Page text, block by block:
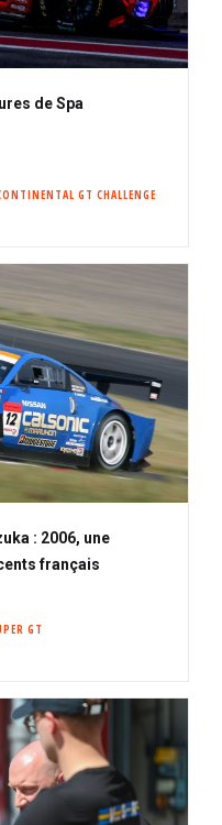
de Spa
GT CHALLENGE
: 2006, une
français
GT